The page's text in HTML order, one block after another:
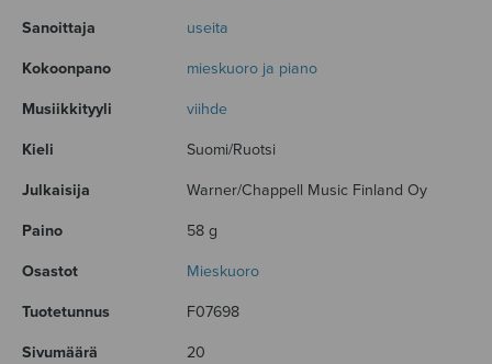
Sanoittaja useita
Kokoonpano mieskuoro ja piano
Musiikkityyli viihde
Kieli Suomi/Ruotsi
Julkaisija Warner/Chappell Music Finland Oy
Paino 58 g
Osastot Mieskuoro
Tuotetunnus F07698
Sivumäärä 20